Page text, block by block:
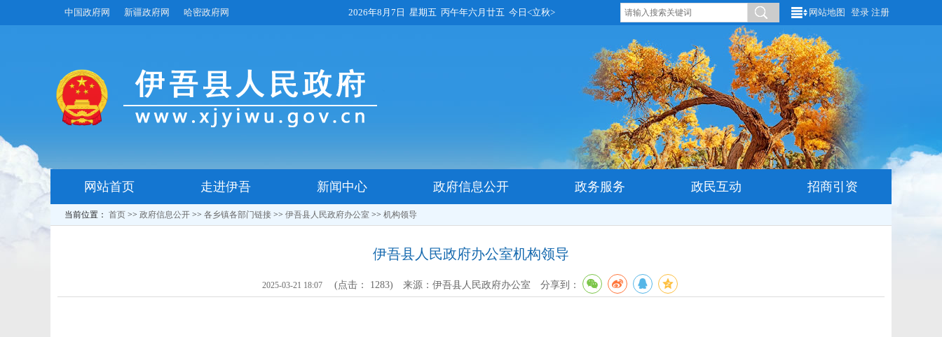
中国政府网 新疆政府网 哈密政府网 2026年8月7日 星期五 丙午年六月廿五 今日<立秋> 网站地图 登录 注册
网站首页 走进伊吾 新闻中心 政府信息公开 政务服务 政民互动 招商引资
当前位置： 首页 >> 政府信息公开 >> 各乡镇各部门链接 >> 伊吾县人民政府办公室 >> 机构领导
伊吾县人民政府办公室机构领导
2025-03-21 18:07 (点击： 1283) 来源：伊吾县人民政府办公室 分享到：